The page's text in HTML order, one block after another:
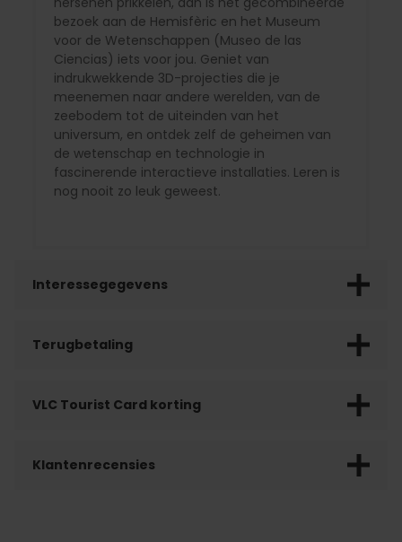
bezoek aan de Hemisfèric en het Museum
voor de Wetenschappen (Museo de las
Ciencias) iets voor jou. Geniet van
indrukwekkende 3D-projecties die je
meenemen naar andere werelden, van de
zeebodem tot de uiteinden van het
universum, en ontdek zelf de geheimen van
de wetenschap en technologie in
fascinerende interactieve installaties. Leren is
nog nooit zo leuk geweest.
Interessegegevens
Terugbetaling
VLC Tourist Card korting
Klantenrecensies